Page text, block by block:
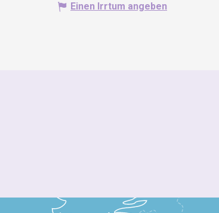
Einen Irrtum angeben